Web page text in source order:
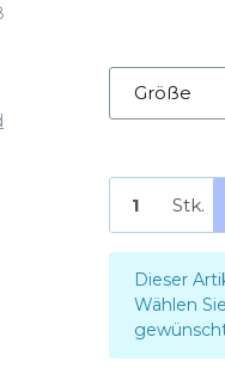
Größe
Stk.
xDieser
Wählen